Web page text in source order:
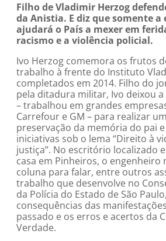
Filho de Vladimir Herzog
da Anistia. E diz que somente a
ajudará o País a mexer em
racismo e a violência policial.
Ivo Herzog comemora os frutos
trabalho à frente do Instituto
completados em 2014. Filho do
pela ditadura militar, Ivo deixou
– trabalhou em grandes
Carrefour e GM – para realizar
preservação da memória do pai
iniciativas sob o lema “Direito à
justiça”. No escritório localizado
casa em Pinheiros, o engenheiro
coluna para falar, entre outros
trabalho que desenvolve no
da Polícia do Estado de São
consequências das
passado e os erros e acertos da
Verdade.